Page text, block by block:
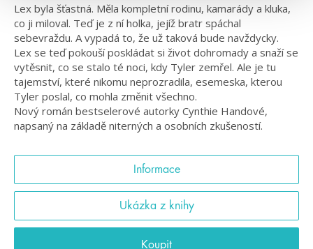
Lex byla šťastná. Měla kompletní rodinu, kamarády a kluka,
co ji miloval. Teď je z ní holka, jejíž bratr spáchal
sebevraždu. A vypadá to, že už taková bude navždycky.
Lex se teď pokouší poskládat si život dohromady a snaží se
vytěsnit, co se stalo té noci, kdy Tyler zemřel. Ale je tu
tajemství, které nikomu neprozradila, esemeska, kterou
Tyler poslal, co mohla změnit všechno.
Nový román bestselerové autorky Cynthie Handové,
napsaný na základě niterných a osobních zkušeností.
Informace
Ukázka z knihy
Koupit